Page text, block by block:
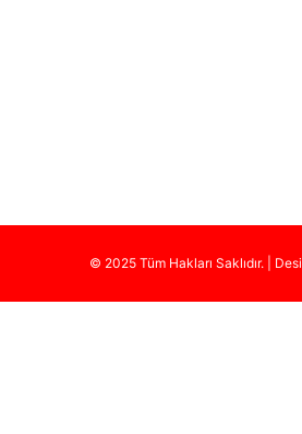
© 2025 Tüm Hakları Saklıdır. |